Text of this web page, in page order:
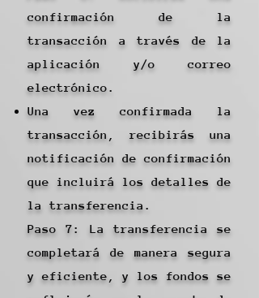
confirmación de la
transacción a través de la
aplicación y/o correo
electrónico.
Una vez confirmada la
transacción, recibirás una
notificación de confirmación
que incluirá los detalles de
la transferencia.
Paso 7: La transferencia se
completará de manera segura
y eficiente, y los fondos se